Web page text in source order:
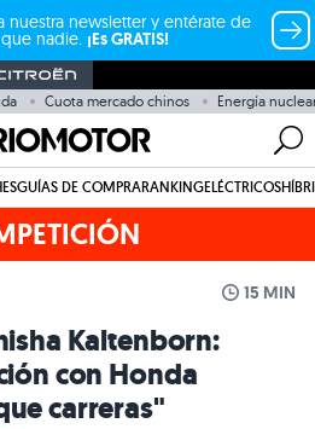
nuestra newsletter y entérate de
nadie. ¡Es GRATIS!
Cuota mercado chinos Energía
GUÍAS DE COMPRARANKINGELÉCTRICOS
15 MIN
Kaltenborn:
con Honda
carreras"